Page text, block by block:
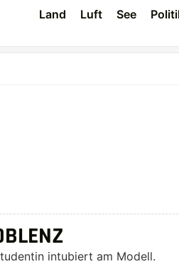
Land Luft See
intubiert am Modell.